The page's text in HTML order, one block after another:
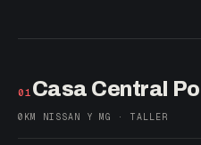
01 Casa Central
0KM NISSAN Y MG · TALLER